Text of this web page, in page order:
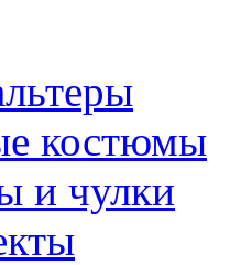
костюмы
и чулки